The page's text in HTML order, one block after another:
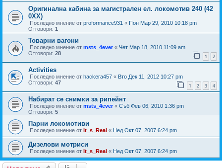
Оригинална кабина за магистрален ел. локомотив 240 (42
0ХХ)
Последно мнение от proformance931 « Пон Мар 29, 2010 10:18 pm
Отговори: 1
Товарни вагони
Последно мнение от msts_4ever « Чет Мар 18, 2010 11:09 am
Отговори: 28 1 2
Activities
Последно мнение от hackera457 « Вто Дек 11, 2012 10:27 pm
Отговори: 47 1 2 3 4
Набират се снимки за рипейнт
Последно мнение от msts_4ever « Съб Фев 06, 2010 1:36 pm
Отговори: 5
Парни локомотиви
Последно мнение от It_s_Real « Нед Окт 07, 2007 6:24 pm
Дизелови мотриси
Последно мнение от It_s_Real « Нед Окт 07, 2007 6:24 pm